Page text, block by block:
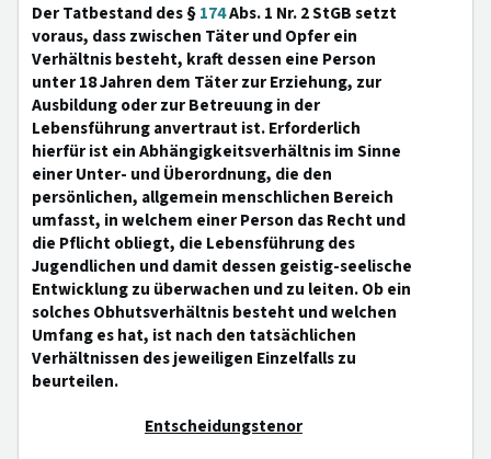
Der Tatbestand des §174Abs. 1 Nr. 2 StGB setzt
voraus, dass zwischen Täter und Opfer ein
Verhältnis besteht, kraft dessen eine Person
unter 18 Jahren dem Täter zur Erziehung, zur
Ausbildung oder zur Betreuung in der
Lebensführung anvertraut ist. Erforderlich
hierfür ist ein Abhängigkeitsverhältnis im Sinne
einer Unter- und Überordnung, die den
persönlichen, allgemein menschlichen Bereich
umfasst, in welchem einer Person das Recht und
die Pflicht obliegt, die Lebensführung des
Jugendlichen und damit dessen geistig-seelische
Entwicklung zu überwachen und zu leiten. Ob ein
solches Obhutsverhältnis besteht und welchen
Umfang es hat, ist nach den tatsächlichen
Verhältnissen des jeweiligen Einzelfalls zu
beurteilen.
Entscheidungstenor